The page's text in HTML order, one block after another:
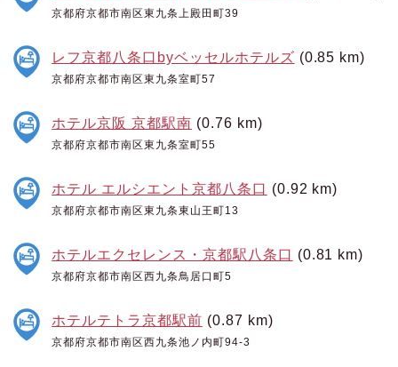
京都府京都市南区東九条上殿田町39
レフ京都八条口byベッセルホテルズ (0.85 km)
京都府京都市南区東九条室町57
ホテル京阪 京都駅南 (0.76 km)
京都府京都市南区東九条室町55
ホテル エルシエント京都八条口 (0.92 km)
京都府京都市南区東九条東山王町13
ホテルエクセレンス・京都駅八条口 (0.81 km)
京都府京都市南区西九条鳥居口町5
ホテルテトラ京都駅前 (0.87 km)
京都府京都市南区西九条池ノ内町94-3